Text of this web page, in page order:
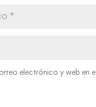
electrónico y web en